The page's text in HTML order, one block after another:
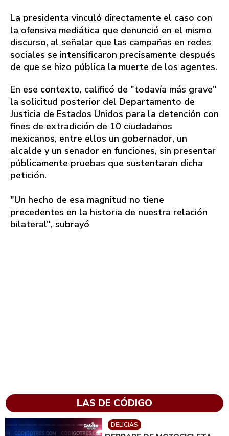
La presidenta vinculó directamente el caso con
la ofensiva mediática que denunció en el mismo
discurso, al señalar que las campañas en redes
sociales se intensificaron precisamente después
de que se hizo pública la muerte de los agentes.
En ese contexto, calificó de "todavía más grave"
la solicitud posterior del Departamento de
Justicia de Estados Unidos para la detención con
fines de extradición de 10 ciudadanos
mexicanos, entre ellos un gobernador, un
alcalde y un senador en funciones, sin presentar
públicamente pruebas que sustentaran dicha
petición.
"Un hecho de esa magnitud no tiene
precedentes en la historia de nuestra relación
bilateral", subrayó
LAS DE CÓDIGO
DELICIAS